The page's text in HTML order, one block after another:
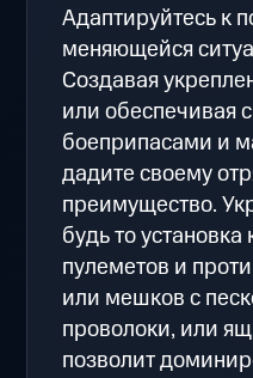
Адаптируйтесь к
меняющейся
Создавая
или обеспечивая
боеприпасами и
дадите своему
преимущество.
будь то
пулеметов и
или мешков с
проволоки, или
позволит